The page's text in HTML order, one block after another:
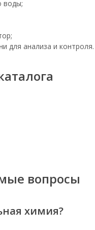
бассейна
по 25 кг
25 кг
оптом
очистки
воды;
для анализа и контроля.
вопросы
химия?